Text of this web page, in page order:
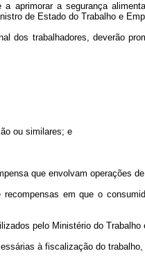
aprimorar a segurança
de Estado do Trabalho e
dos trabalhadores, deverão
ou similares; e
que envolvam operações de
recompensas em que o
pelo Ministério do Trabalho
à fiscalização do